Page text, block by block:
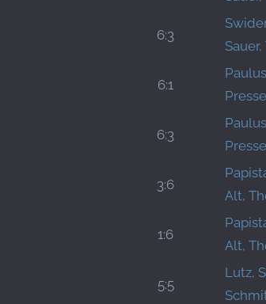
6:3
6:1
6:3
3:6
Alt,
1:6
Alt,
5:5
Lutz,